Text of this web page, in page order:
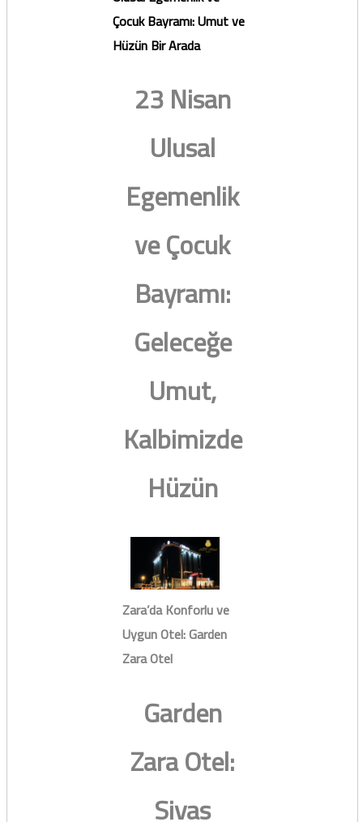
Çocuk Bayramı: Umut ve
Hüzün Bir Arada
23 Nisan
Ulusal
Egemenlik
ve Çocuk
Bayramı:
Geleceğe
Umut,
Kalbimizde
Hüzün
Zara’da Konforlu ve
Uygun Otel: Garden
Zara Otel
Garden
Zara Otel:
Sivas